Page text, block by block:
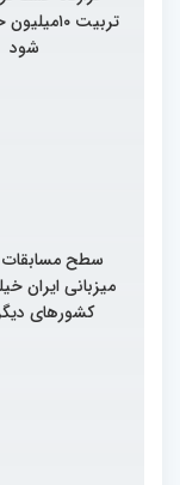
تربیت
شود
سطح مسابقات
میزبانی ایران
کشورهای